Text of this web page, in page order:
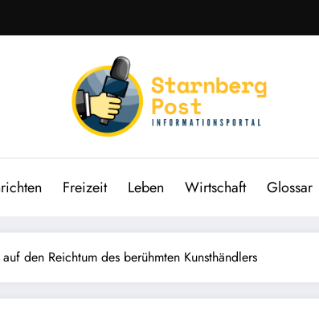
Freizeit Leben Wirtschaft Glossar
den Reichtum des berühmten Kunsthändlers